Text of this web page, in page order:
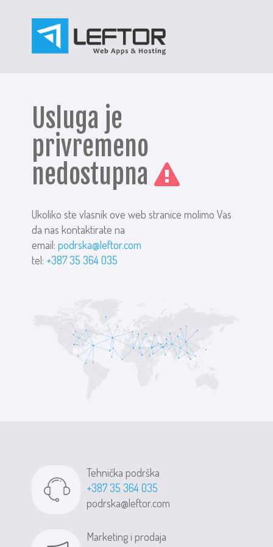
Usluga je
privremeno
nedostupna
Ukoliko ste vlasnik ove web stranice molimo Vas
da nas kontaktirate na
email:podrska@leftor.com
tel: +387 35 364 035
Tehnička podrška
+387 35 364 035
podrska@leftor.com
Marketing i prodaja